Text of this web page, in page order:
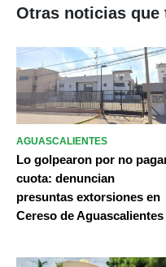
Otras noticias que
AGUASCALIENTES
Lo golpearon por no
cuota: denuncian
presuntas extorsiones en
Cereso de Aguascalientes